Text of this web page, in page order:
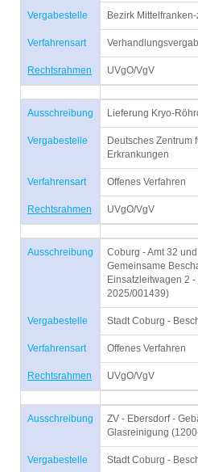
Vergabestelle Bezirk
Verfahrensart
Rechtsrahmen UVgO/VgV
Ausschreibung Lieferung Kryo-
Vergabestelle
Deutsches Zentrum
Erkrankungen
Verfahrensart Offenes Verfahren
Rechtsrahmen UVgO/VgV
Ausschreibung
Coburg - Amt 32
Gemeinsame
Einsatzleitwagen 2
2025/001439)
Vergabestelle Stadt Coburg -
Verfahrensart Offenes Verfahren
Rechtsrahmen UVgO/VgV
Ausschreibung
ZV - Ebersdorf -
Glasreinigung
Vergabestelle Stadt Coburg -